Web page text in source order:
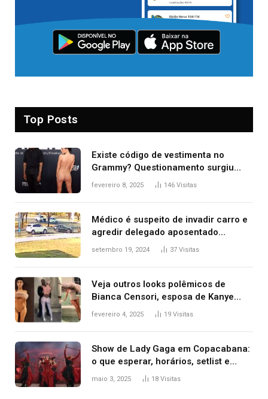
Top Posts
Existe código de vestimenta no
Grammy? Questionamento surgiu
após Bianca Censori, mulher de
fevereiro 8, 2025 146 Visitas
Médico é suspeito de invadir carro e
agredir delegado aposentado
durante confusão no trânsito
setembro 19, 2024 37 Visitas
Veja outros looks polêmicos de
Bianca Censori, esposa de Kanye
West que apareceu nua no Grammy
fevereiro 4, 2025 19 Visitas
Show de Lady Gaga em Copacabana:
o que esperar, horários, setlist e
onde assistir
maio 3, 2025 18 Visitas